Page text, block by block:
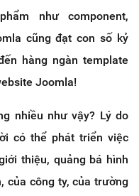
như component,
cũng đạt con số kỷ
hàng ngàn template
Joomla!
nhiều như vậy? Lý do
có thể phát triển việc
thiệu, quảng bá hình
của công ty, của trường